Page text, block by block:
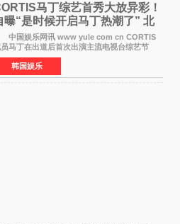
马丁综艺首秀大放异彩！
曝“是时候开启马丁热潮了” 北
巡演火热进行中
国娱乐网讯 www yule com cn CORTIS
员马丁在出道后首次出演主流电视台综艺节
，展现了多才多艺的魅力。 马丁出演了5日
出的MBC《Radio Star》Fashion与Passion
间，I&lsquo;m
韩国娱乐